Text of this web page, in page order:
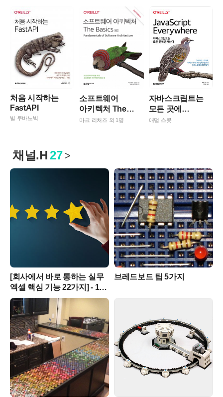
ReactJS
처음 시작하는
FastAPI
빌 루바노빅
소프트웨어
아키텍처 The
Basics(2판)
마크 리처즈 외 1명
자바스크립트는
모든 곳에
존재한다
애덤 스콧
채널.H27 >
[회사에서 바로 통하는 실무
엑셀 핵심 기능 22가지] - 18
사용자 지정 순서에 따라
데이터 정렬하기
브레드보드 팁 5가지